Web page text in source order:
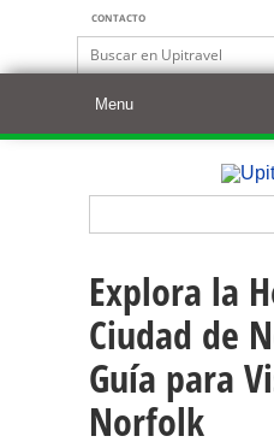
CONTACTO
Explora la
Ciudad de
Guía para
Norfolk